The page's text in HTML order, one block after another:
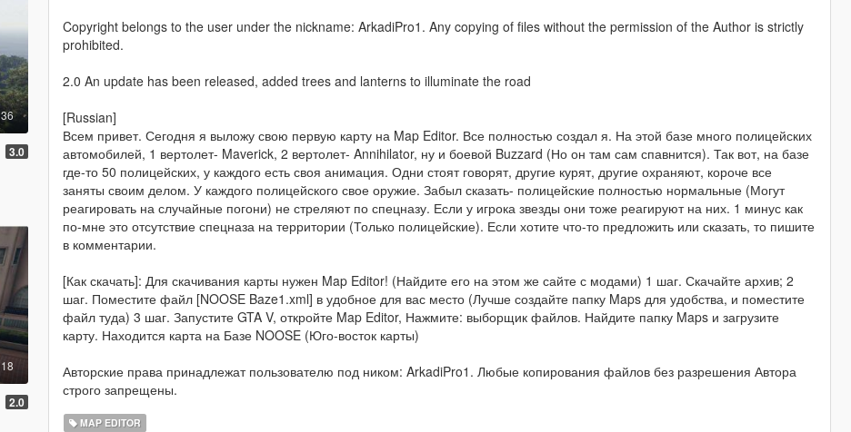
36
3.0
18
2.0
Copyright belongs to the user under the nickname: ArkadiPro1. Any copying of files without the permission of the Author is strictly
prohibited.
2.0 An update has been released, added trees and lanterns to illuminate the road
[Russian]
Всем привет. Сегодня я выложу свою первую карту на Map Editor. Все полностью создал я. На этой базе много полицейских
автомобилей, 1 вертолет- Maverick, 2 вертолет- Annihilator, ну и боевой Buzzard (Но он там сам спавнится). Так вот, на базе
где-то 50 полицейских, у каждого есть своя анимация. Одни стоят говорят, другие курят, другие охраняют, короче все
заняты своим делом. У каждого полицейского свое оружие. Забыл сказать- полицейские полностью нормальные (Могут
реагировать на случайные погони) не стреляют по спецназу. Если у игрока звезды они тоже реагируют на них. 1 минус как
по-мне это отсутствие спецназа на территории (Только полицейские). Если хотите что-то предложить или сказать, то пишите
в комментарии.
[Как скачать]: Для скачивания карты нужен Map Editor! (Найдите его на этом же сайте с модами) 1 шаг. Скачайте архив; 2
шаг. Поместите файл [NOOSE Baze1.xml] в удобное для вас место (Лучше создайте папку Maps для удобства, и поместите
файл туда) 3 шаг. Запустите GTA V, откройте Map Editor, Нажмите: выборщик файлов. Найдите папку Maps и загрузите
карту. Находится карта на Базе NOOSE (Юго-восток карты)
Авторские права принадлежат пользователю под ником: ArkadiPro1. Любые копирования файлов без разрешения Автора
строго запрещены.
MAP EDITOR